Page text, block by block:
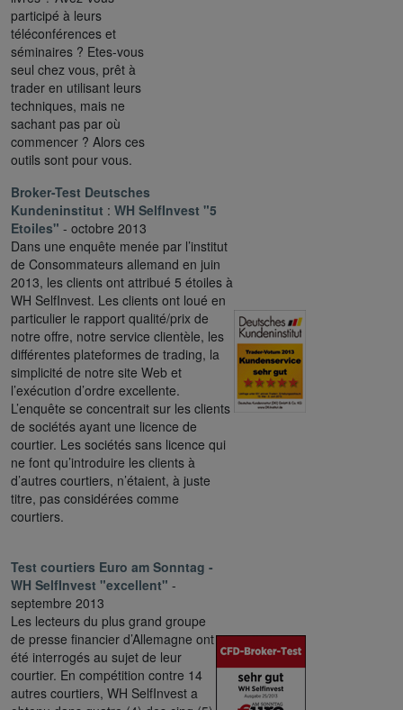
participé à leurs
téléconférences et
séminaires ? Etes-vous
seul chez vous, prêt à
trader en utilisant leurs
techniques, mais ne
sachant pas par où
commencer ? Alors ces
outils sont pour vous.
Broker-Test Deutsches
Kundeninstitut : WH SelfInvest "5
Etoiles" - octobre 2013
Dans une enquête menée par l’institut
de Consommateurs allemand en juin
2013, les clients ont attribué 5 étoiles à
WH SelfInvest. Les clients ont loué en
particulier le rapport qualité/prix de
notre offre, notre service clientèle, les
différentes plateformes de trading, la
simplicité de notre site Web et
l’exécution d’ordre excellente.
L’enquête se concentrait sur les clients
de sociétés ayant une licence de
courtier. Les sociétés sans licence qui
ne font qu’introduire les clients à
d’autres courtiers, n’étaient, à juste
titre, pas considérées comme
courtiers.
Test courtiers Euro am Sonntag -
WH SelfInvest "excellent" -
septembre 2013
Les lecteurs du plus grand groupe
de presse financier d’Allemagne ont
été interrogés au sujet de leur
courtier. En compétition contre 14
autres courtiers, WH SelfInvest a